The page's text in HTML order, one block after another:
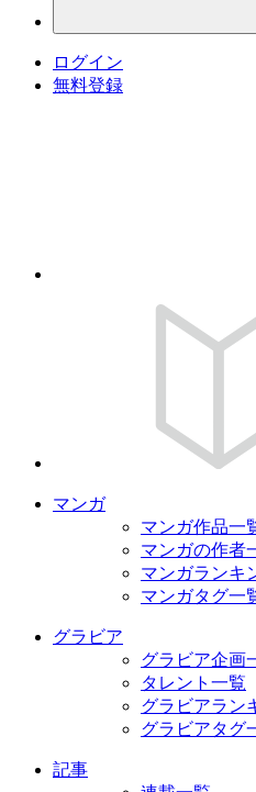
ログイン
無料登録
マンガ
マンガ作品一
マンガの作者
マンガランキ
マンガタグ一
グラビア
グラビア企画
タレント一覧
グラビアラン
グラビアタグ
記事